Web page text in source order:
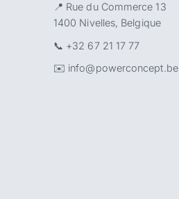
📍 Rue du Commerce 13
1400 Nivelles, Belgique
📞 +32 67 21 17 77
✉️ info@powerconcept.be